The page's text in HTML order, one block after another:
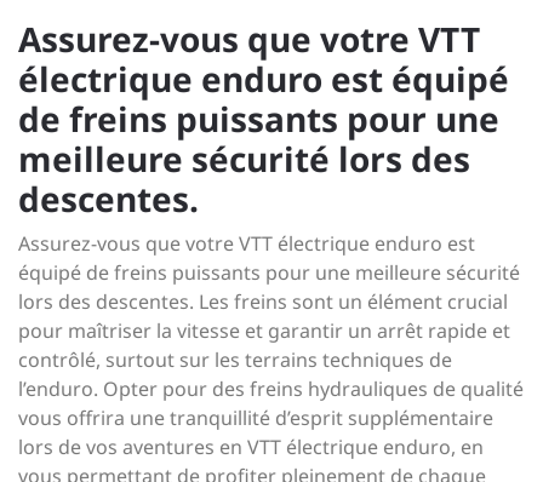
Assurez-vous que votre VTT
électrique enduro est équipé
de freins puissants pour une
meilleure sécurité lors des
descentes.
Assurez-vous que votre VTT électrique enduro est
équipé de freins puissants pour une meilleure sécurité
lors des descentes. Les freins sont un élément crucial
pour maîtriser la vitesse et garantir un arrêt rapide et
contrôlé, surtout sur les terrains techniques de
l’enduro. Opter pour des freins hydrauliques de qualité
vous offrira une tranquillité d’esprit supplémentaire
lors de vos aventures en VTT électrique enduro, en
vous permettant de profiter pleinement de chaque